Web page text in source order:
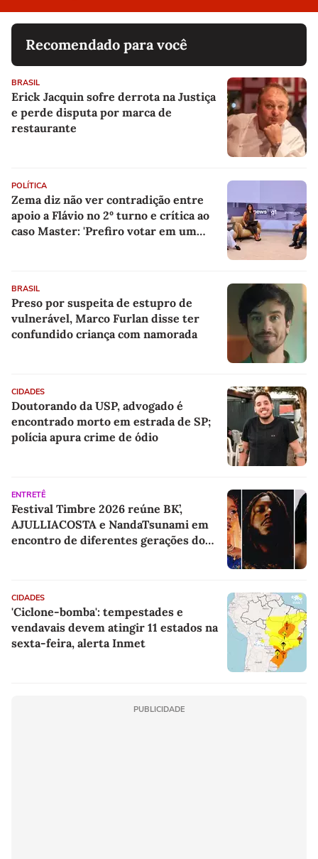
Recomendado para você
BRASIL
Erick Jacquin sofre derrota na Justiça
e perde disputa por marca de
restaurante
POLÍTICA
Zema diz não ver contradição entre
apoio a Flávio no 2º turno e crítica ao
caso Master: 'Prefiro votar em um
BRASIL
Preso por suspeita de estupro de
vulnerável, Marco Furlan disse ter
confundido criança com namorada
CIDADES
Doutorando da USP, advogado é
encontrado morto em estrada de SP;
polícia apura crime de ódio
ENTRETÊ
Festival Timbre 2026 reúne BK’,
AJULLIACOSTA e NandaTsunami em
encontro de diferentes gerações do
CIDADES
'Ciclone-bomba': tempestades e
vendavais devem atingir 11 estados na
sexta-feira, alerta Inmet
PUBLICIDADE